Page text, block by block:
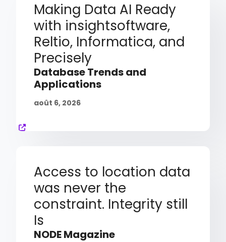
Making Data AI Ready
with insightsoftware,
Reltio, Informatica, and
Precisely
Database Trends and
Applications
août 6, 2026
Access to location data
was never the
constraint. Integrity still
Is
NODE Magazine